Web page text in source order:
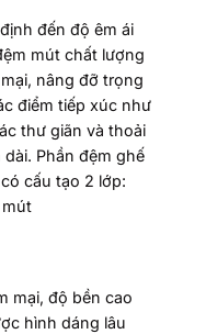
đến độ êm ái
mút chất lượng
nâng đỡ trọng
điểm tiếp xúc như
thư giãn và thoải
Phần đệm ghế
cấu tạo 2 lớp:
mút
mại, độ bền cao
hình dáng lâu